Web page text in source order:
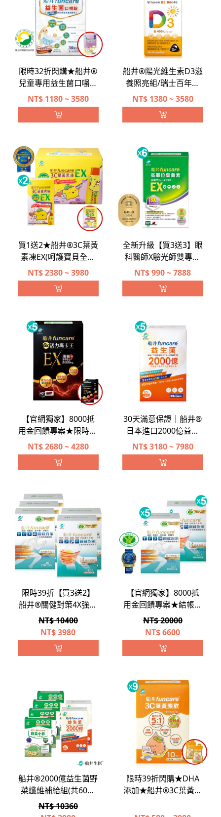
限時32折閃購★船井®
兒童專用益生菌口嚼錠
健康防護組(共240顆)
加碼送3C葉黃素凍
NT$1180 ~ 3580
船井®陽光維生素D3滋
養照亮組/瑞士百年大
廠/紐西蘭原裝進口
NT$1380 ~ 3580
買1送2★船井®3C葉黃
素凍EX(呵護寶貝全新
升級)
NT$2380 ~ 3980
科醫師X驗光師雙專家
推薦→船井®高單位葉
黃素EX(游離型/添加維
生素A)
NT$990 ~ 7888
【官網獨家】8000抵
用金回饋專案★限時37
折★頂級深黑瑪卡
3600mg★船井®6X活
力瑪卡王EX精力充沛組
加碼送「好禮二選一」
NT$2680 ~ 4280
日本進口2000億益生
菌
NT$3180 ~ 7980
船井®關健對策4X強健
肌力穩固組/高蛋白/高
鈣配方 (共130包)
NT$ 10400
NT$3980
用金回饋專案★結帳只
要$6000★船井®關健
對策4X強健肌力穩固
組/高蛋白/高鈣配方/超
慢跑必備(共250包)
NT$ 20000
NT$6600
船井®2000億益生菌野
菜纖維補給組(共60包
+120包)
NT$ 10360
NT$3980
限時39折閃購★DHA
添加★船井®3C葉黃素
飲(兒童學齡專用/含維